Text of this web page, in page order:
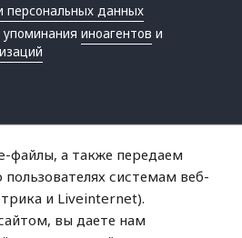
персональных данных
иноагентов и
файлы, а также передаем
пользователях системам веб-
и Liveinternet).
вы даете нам